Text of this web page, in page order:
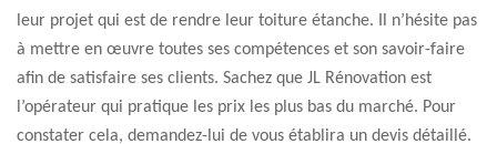
leur projet qui est de rendre leur toiture étanche. Il n’hésite pas
à mettre en œuvre toutes ses compétences et son savoir-faire
afin de satisfaire ses clients. Sachez que JL Rénovation est
l’opérateur qui pratique les prix les plus bas du marché. Pour
constater cela, demandez-lui de vous établira un devis détaillé.